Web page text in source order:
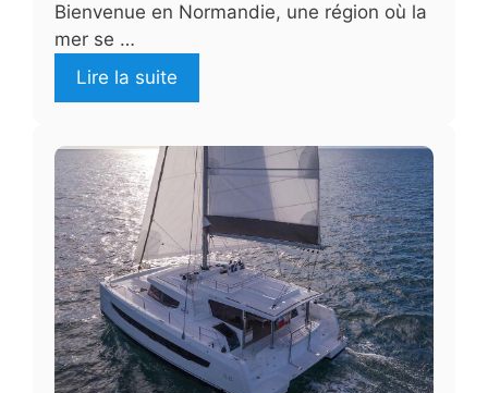
Bienvenue en Normandie, une région où la
mer se …
Lire la suite